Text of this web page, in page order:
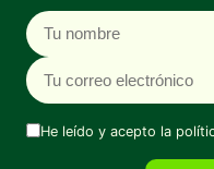
Nombre
Correo electrónico
He leído y acepto la